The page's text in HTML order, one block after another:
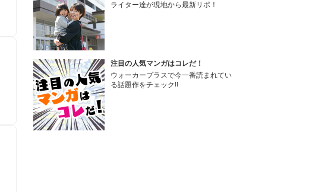
ライター達が現地から最新リポ！
注目の人気マンガはコレだ！
ウォーカープラスで今一番読まれてい
る話題作をチェック!!